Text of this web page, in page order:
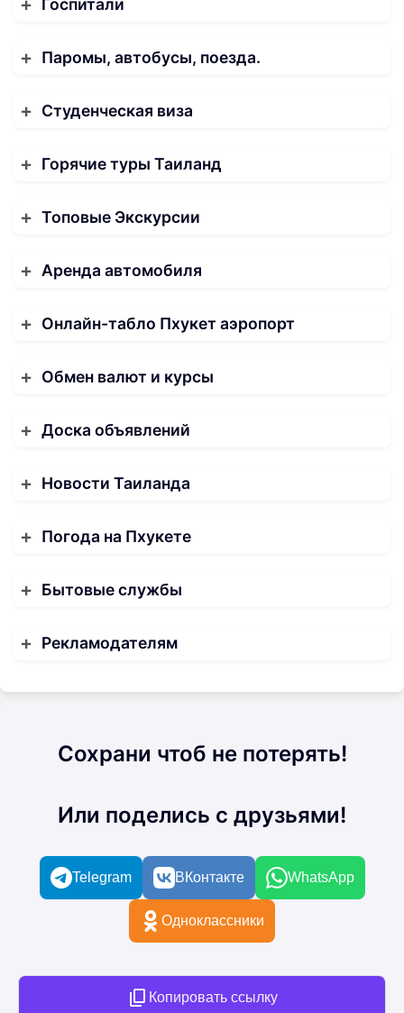
Госпитали
Паромы, автобусы, поезда.
Студенческая виза
Горячие туры Таиланд
Топовые Экскурсии
Аренда автомобиля
Онлайн-табло Пхукет аэропорт
Обмен валют и курсы
Доска объявлений
Новости Таиланда
Погода на Пхукете
Бытовые службы
Рекламодателям
Сохрани чтоб не потерять!
Или поделись с друзьями!
Telegram ВКонтакте WhatsApp
Одноклассники
Копировать ссылку